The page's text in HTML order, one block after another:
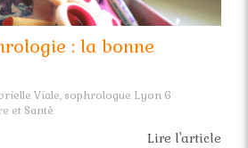
: la bonne
Viale, sophrologue Lyon 6
et Santé
Lire l'article